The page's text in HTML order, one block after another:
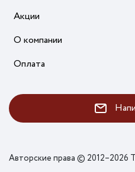
Акции
О компании
Оплата
Авторские права © 2012–2026